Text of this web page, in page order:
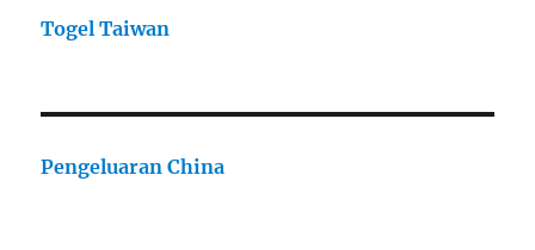
Togel Taiwan
Pengeluaran China